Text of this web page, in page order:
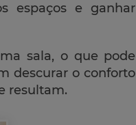
espaços e ganhar
sala, o que pode
descurar o conforto
resultam.